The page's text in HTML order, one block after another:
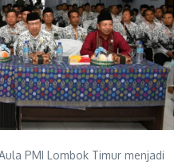
PMI Lombok Timur menjadi